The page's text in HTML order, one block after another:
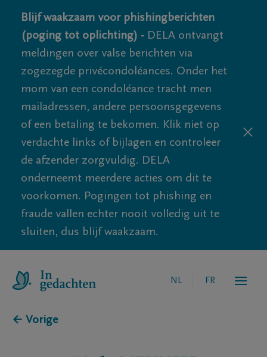
Blijf waakzaam voor phishingberichten
(poging tot oplichting) - DELA ontvangt
meldingen over valse berichten via
zogezegde privécondoléances. Onder het
mom van een condoléance tracht men
mailadressen, andere persoonsgegevens
of een betaling te bekomen. Klik niet op
verdachte links of bijlagen en controleer
de afzender zorgvuldig. DELA
onderneemt meerdere acties om dit te
voorkomen. Pogingen tot phishing en
fraude vallen echter nooit volledig uit te
sluiten, dus blijf waakzaam.
NL FR
← Vorige